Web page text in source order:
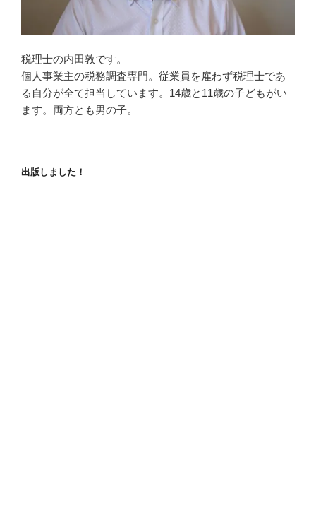
税理士の内田敦です。
個人事業主の税務調査専門。従業員を雇わず税理士であ
る自分が全て担当しています。14歳と11歳の子どもがい
ます。両方とも男の子。
出版しました！